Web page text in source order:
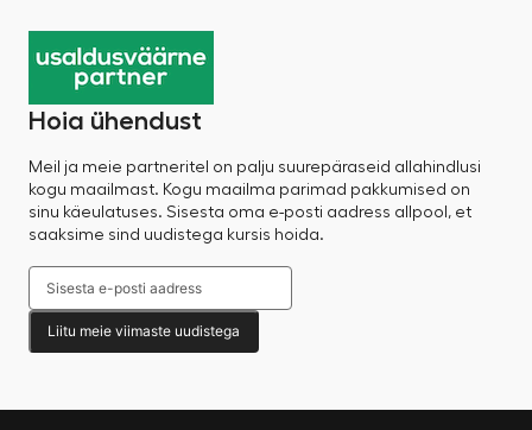
Hoia ühendust
Meil ja meie partneritel on palju suurepäraseid allahindlusi
kogu maailmast. Kogu maailma parimad pakkumised on
sinu käeulatuses. Sisesta oma e-posti aadress allpool, et
saaksime sind uudistega kursis hoida.
Liitu meie viimaste uudistega